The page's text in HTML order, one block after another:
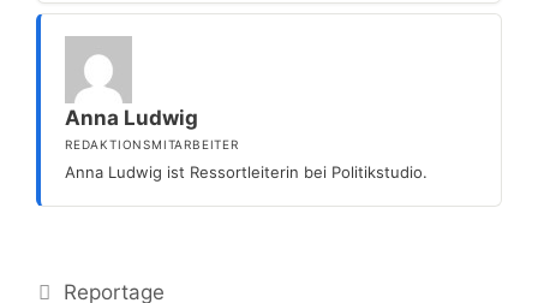
Anna Ludwig
REDAKTIONSMITARBEITER
Anna Ludwig ist Ressortleiterin bei Politikstudio.
Kategorien
Reportage